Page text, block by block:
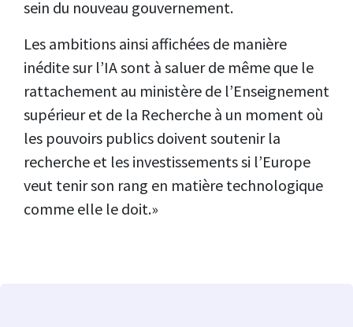
sein du nouveau gouvernement.
Les ambitions ainsi affichées de manière
inédite sur l’IA sont à saluer de même que le
rattachement au ministère de l’Enseignement
supérieur et de la Recherche à un moment où
les pouvoirs publics doivent soutenir la
recherche et les investissements si l’Europe
veut tenir son rang en matière technologique
comme elle le doit.»